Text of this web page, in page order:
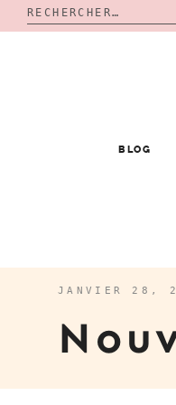
Rechercher :
BLOG
JANVIER 28,